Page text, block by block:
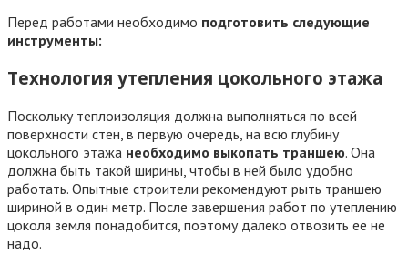
Перед работами необходимо подготовить следующие
инструменты:
Технология утепления цокольного этажа
Поскольку теплоизоляция должна выполняться по всей
поверхности стен, в первую очередь, на всю глубину
цокольного этажа необходимо выкопать траншею. Она
должна быть такой ширины, чтобы в ней было удобно
работать. Опытные строители рекомендуют рыть траншею
шириной в один метр. После завершения работ по утеплению
цоколя земля понадобится, поэтому далеко отвозить ее не
надо.